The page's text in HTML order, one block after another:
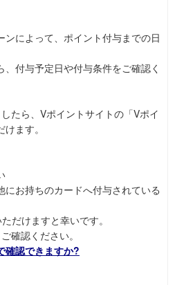
によって、ポイント付与までの日
付与予定日や付与条件をご確認く
たら、Vポイントサイトの「Vポイ
ます。
にお持ちのカードへ付与されている
だけますと幸いです。
確認ください。
確認できますか?